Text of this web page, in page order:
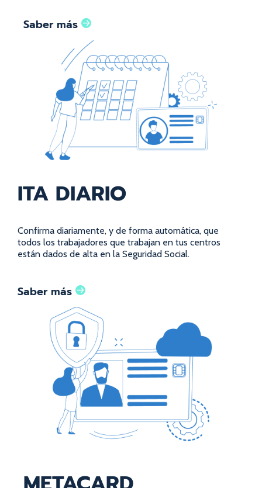
Saber más
ITA DIARIO
Confirma diariamente, y de forma automática, que
todos los trabajadores que trabajan en tus centros
están dados de alta en la Seguridad Social.
Saber más